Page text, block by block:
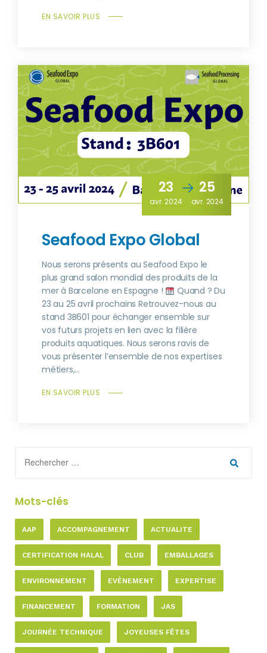
EN SAVOIR PLUS
23
avr. 2024
25
avr. 2024
Seafood Expo Global
Nous serons présents au Seafood Expo le
plus grand salon mondial des produits de la
mer à Barcelone en Espagne !
Quand ? Du
23 au 25 avril prochains Retrouvez-nous au
stand 3B601 pour échanger ensemble sur
vos futurs projets en lien avec la filière
produits aquatiques. Nous serons ravis de
vous présenter l’ensemble de nos expertises
métiers,...
EN SAVOIR PLUS
Mots-clés
AAP ACCOMPAGNEMENT ACTUALITE
CERTIFICATION HALAL CLUB EMBALLAGES
ENVIRONNEMENT EVÈNEMENT EXPERTISE
FINANCEMENT FORMATION JAS
JOURNÉE TECHNIQUE JOYEUSES FÊTES